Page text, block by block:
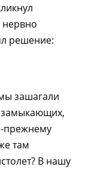
нервно
решение:
зашагали
замыкающих,
прежнему
там
В нашу